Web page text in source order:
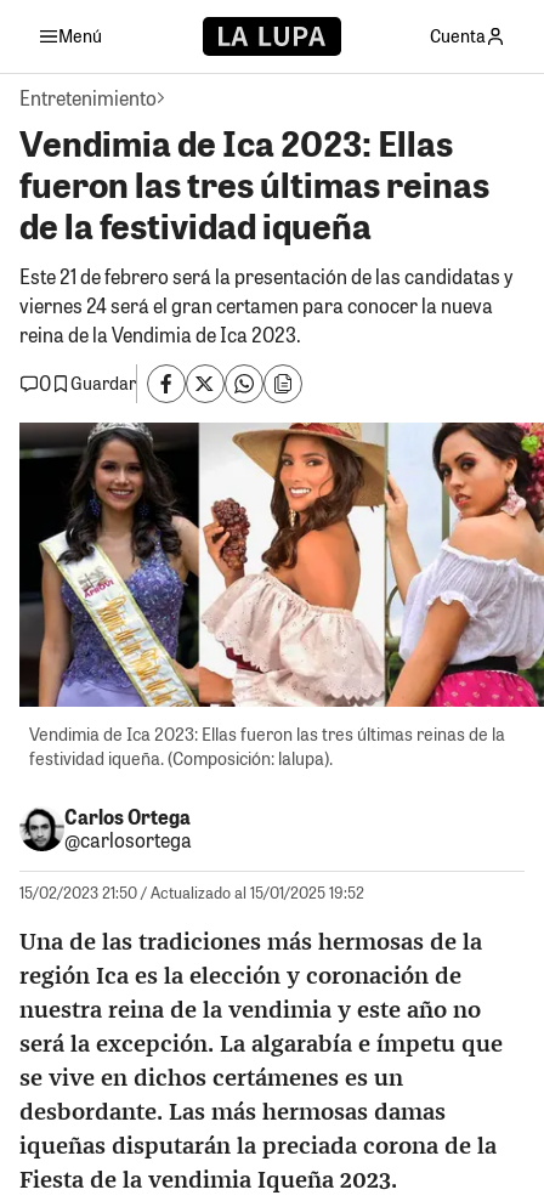
Menú Cuenta
Entretenimiento
Vendimia de Ica 2023: Ellas
fueron las tres últimas reinas
de la festividad iqueña
Este 21 de febrero será la presentación de las candidatas y
viernes 24 será el gran certamen para conocer la nueva
reina de la Vendimia de Ica 2023.
0
Guardar
Vendimia de Ica 2023: Ellas fueron las tres últimas reinas de la
festividad iqueña. (Composición: lalupa).
Carlos Ortega
@carlosortega
15/02/2023 21:50/ Actualizado al 15/01/2025 19:52
Una de las tradiciones más hermosas de la
región Ica es la elección y coronación de
nuestra reina de la vendimia y este año no
será la excepción. La algarabía e ímpetu que
se vive en dichos certámenes es un
desbordante. Las más hermosas damas
iqueñas disputarán la preciada corona de la
Fiesta de la vendimia Iqueña 2023.